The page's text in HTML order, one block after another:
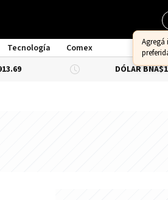
Tecnología
Comex
DÓLAR BNA $1,520.00